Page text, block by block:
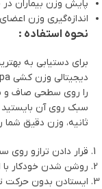
پایش وزن بیماران در
اندازه‌گیری وزن
نحوه استفاده :
برای دستیابی به
را روی سطحی صاف
سبک روی آن بایستید
ثانیه، وزن دقیق
قرار دادن ترازو
روشن شدن خودکار با
ایستادن بدون حرکت